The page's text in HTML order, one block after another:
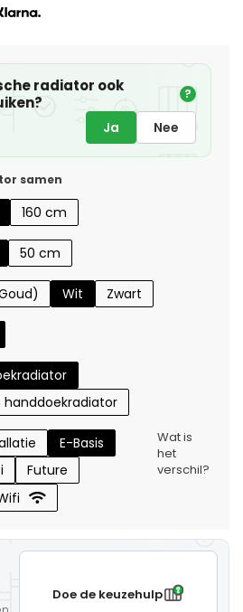
radiator ook
?
Ja Nee
samen
160 cm
50 cm
Wit Zwart
handdoekradiator
E-Basis
Future
Wat is
het
verschil?
Doe de keuzehulp